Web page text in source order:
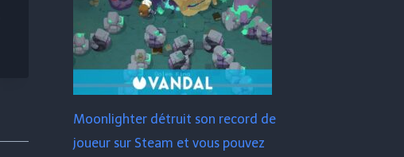
Moonlighter détruit son record de
joueur sur Steam et vous pouvez